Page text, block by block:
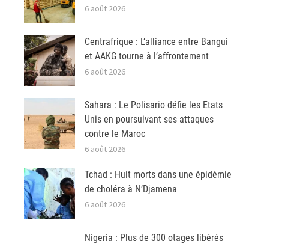
6 août 2026
Centrafrique : L’alliance entre Bangui
et AAKG tourne à l’affrontement
6 août 2026
Sahara : Le Polisario défie les Etats
Unis en poursuivant ses attaques
contre le Maroc
6 août 2026
Tchad : Huit morts dans une épidémie
de choléra à N’Djamena
6 août 2026
Nigeria : Plus de 300 otages libérés